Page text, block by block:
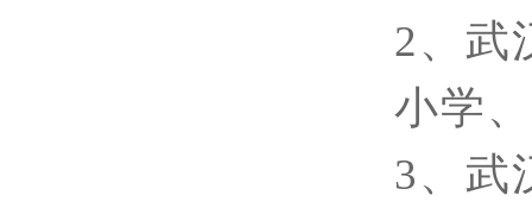
2、武
小学
3、武